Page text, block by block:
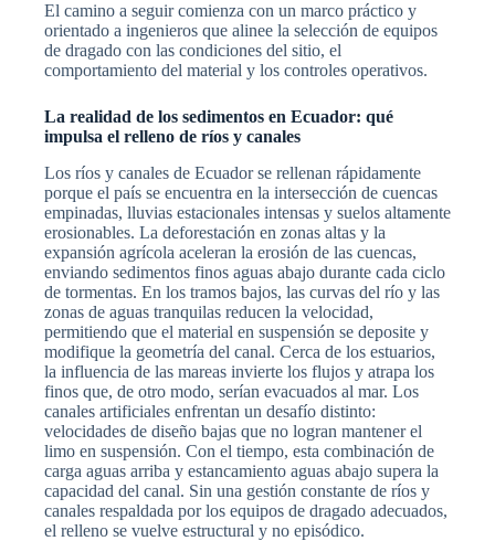
El camino a seguir comienza con un marco práctico y
orientado a ingenieros que alinee la selección de equipos
de dragado con las condiciones del sitio, el
comportamiento del material y los controles operativos.
La realidad de los sedimentos en Ecuador: qué
impulsa el relleno de ríos y canales
Los ríos y canales de Ecuador se rellenan rápidamente
porque el país se encuentra en la intersección de cuencas
empinadas, lluvias estacionales intensas y suelos altamente
erosionables. La deforestación en zonas altas y la
expansión agrícola aceleran la erosión de las cuencas,
enviando sedimentos finos aguas abajo durante cada ciclo
de tormentas. En los tramos bajos, las curvas del río y las
zonas de aguas tranquilas reducen la velocidad,
permitiendo que el material en suspensión se deposite y
modifique la geometría del canal. Cerca de los estuarios,
la influencia de las mareas invierte los flujos y atrapa los
finos que, de otro modo, serían evacuados al mar. Los
canales artificiales enfrentan un desafío distinto:
velocidades de diseño bajas que no logran mantener el
limo en suspensión. Con el tiempo, esta combinación de
carga aguas arriba y estancamiento aguas abajo supera la
capacidad del canal. Sin una gestión constante de ríos y
canales respaldada por los equipos de dragado adecuados,
el relleno se vuelve estructural y no episódico.